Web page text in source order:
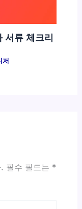
서류 체크리
저
필수 필드는 *